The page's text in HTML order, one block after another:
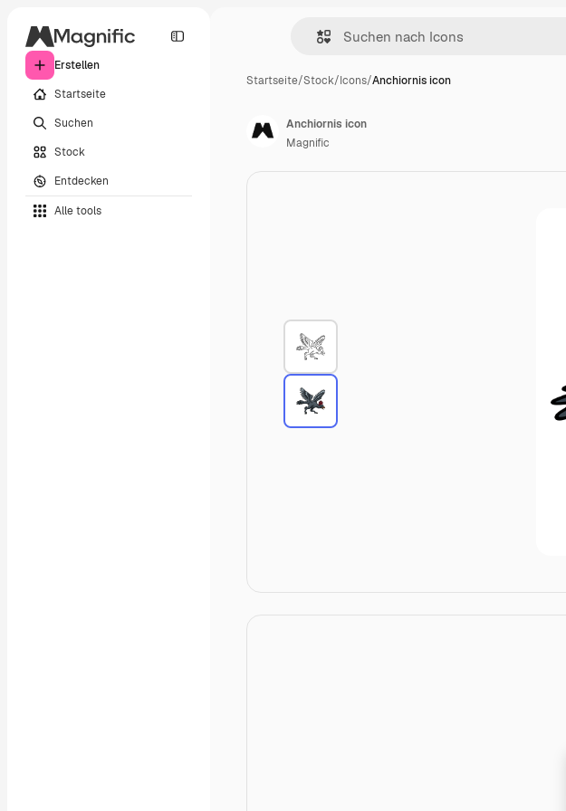
Erstellen
Startseite
Suchen
Stock
Entdecken
Alle tools
Startseite/Stock/Icons/Anchiornis icon
Anchiornis icon
Magnific